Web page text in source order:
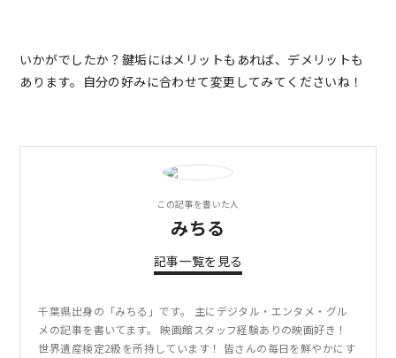
いかがでしたか？鍵垢にはメリットもあれば、デメリットも
あります。自分の好みに合わせて変更してみてくださいね！
この記事を書いた人
みちる
記事一覧を見る
千葉県出身の「みちる」です。 主にデジタル・エンタメ・グル
メの記事を書いてます。 映画館スタッフ経験ありの映画好き！
世界遺産検定2級を所持しています！ 皆さんの毎日を鮮やかにす